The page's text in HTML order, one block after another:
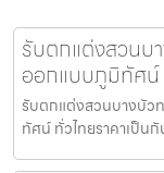
รับตกแต่งสวนบ
ออกแบบภูมิทัศน์
รับตกแต่งสวนบางบัว
ทัศน์ ทั่วไทยราคาเป็น